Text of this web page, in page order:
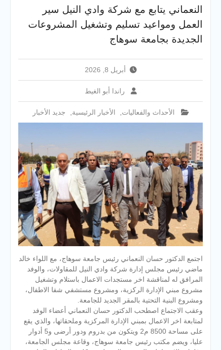
والخدمية بجامعة سوهاج
الجديدة
جامعة سوهاج تفتح أبوابها
لطلاب الثانوية العامة فى أولى
أيام المرحلة الأولى للتنسيق
الإلكتروني للقبول بالجامعات
النعماني يتابع مع شركة وادي النيل سير
العمل ومواعيد تسليم وتشغيل المشروعات
الجديدة بجامعة سوهاج
أبريل 8, 2026
راندا أبو الغيط
الأحداث والفعاليات الأخبار الرئيسية جديد الأخبار
اجتمع الدكتور حسان النعماني رئيس جامعة سوهاج، مع اللواء خالد
ماضي رئيس مجلس إدارة شركة وادي النيل للمقاولات، والوفد
المرافق له لمناقشة اخر مستجدات الاعمال باستلام وتشغيل
مشروع مبني الإدارة الركزية، ومشروع مستشفي شفا الاطفال،
ومشروع البنية التحتية بالمقر الجديد للجامعة.
وعقب الاجتماع اصطحب الدكتور حسان النعماني أعضاء الوفد
لمتابعة اخر الاعمال بمبني الإدارة المركزية وملحقاتها، والذي يقع
على مساحة 8500 م2 ويتكون من بدروم ودور أرضى و5 أدوار
عليا، ويضم مكتب رئيس جامعة سوهاج، وقاعة مجلس الجامعة،